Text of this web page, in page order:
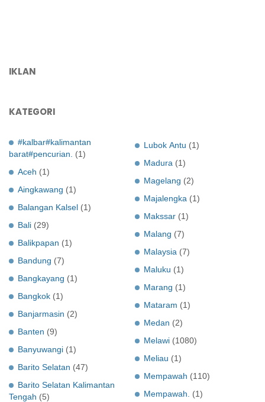
IKLAN
KATEGORI
#kalbar#kalimantan
barat#pencurian.
(1)
Aceh (1)
Aingkawang (1)
Balangan Kalsel (1)
Bali (29)
Balikpapan (1)
Bandung (7)
Bangkayang (1)
Bangkok (1)
Banjarmasin (2)
Banten (9)
Banyuwangi (1)
Barito Selatan (47)
Barito Selatan Kalimantan
Tengah (5)
Lubok Antu (1)
Madura (1)
Magelang (2)
Majalengka (1)
Makssar (1)
Malang (7)
Malaysia (7)
Maluku (1)
Marang (1)
Mataram (1)
Medan (2)
Melawi (1080)
Meliau (1)
Mempawah (110)
Mempawah.
(1)